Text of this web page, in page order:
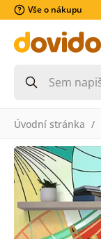
Vše o nákupu
Úvodní stránka